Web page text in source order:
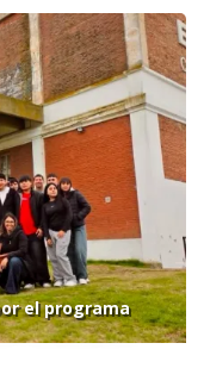
el programa